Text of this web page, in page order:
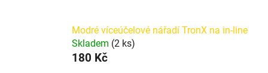
Modré víceúčelové nářadí TronX na in-line
Skladem (2 ks)
180 Kč